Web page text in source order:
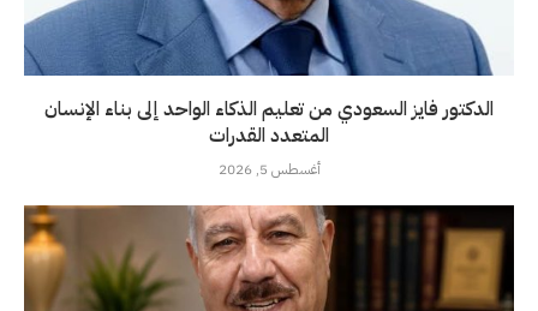
الدكتور فايز السعودي من تعليم الذكاء الواحد إلى بناء الإنسان
المتعدد القدرات
أغسطس 5, 2026